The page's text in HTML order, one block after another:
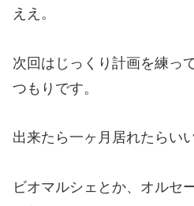
ええ。
次回はじっくり計画を練っ
つもりです。
出来たら一ヶ月居れたらい
ビオマルシェとか、オルセ